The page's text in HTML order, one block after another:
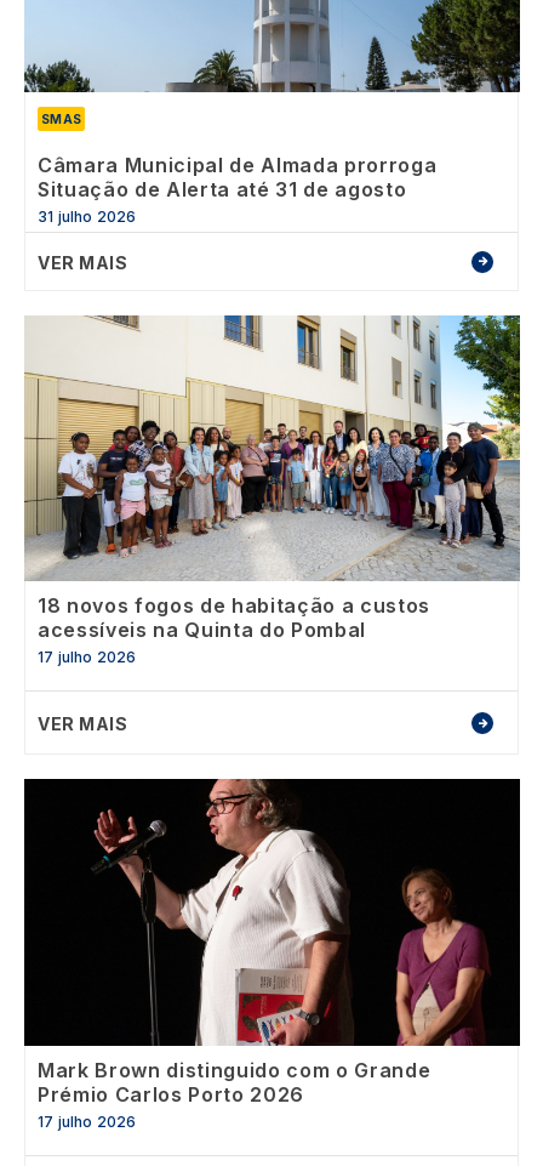
SMAS
Câmara Municipal de Almada prorroga
Situação de Alerta até 31 de agosto
31 julho 2026
VER MAIS
18 novos fogos de habitação a custos
acessíveis na Quinta do Pombal
17 julho 2026
VER MAIS
Mark Brown distinguido com o Grande
Prémio Carlos Porto 2026
17 julho 2026